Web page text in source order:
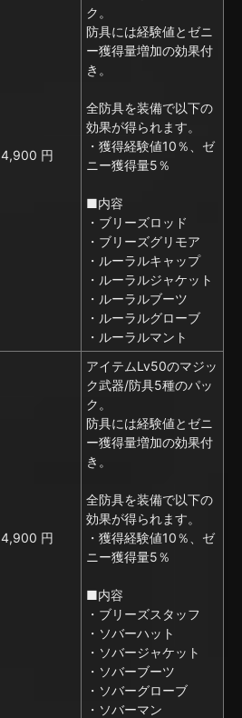
4,900 円
ク。
防具には経験値とゼニ
ー獲得量増加の効果付
き。
全防具を装備で以下の
効果が得られます。
・獲得経験値10％、ゼ
ニー獲得量5％
■内容
・ブリーズロッド
・ブリーズグリモア
・ルーラルキャップ
・ルーラルジャケット
・ルーラルブーツ
・ルーラルグローブ
・ルーラルマント
4,900 円
アイテムLv50のマジッ
ク武器/防具5種のパッ
ク。
防具には経験値とゼニ
ー獲得量増加の効果付
き。
全防具を装備で以下の
効果が得られます。
・獲得経験値10％、ゼ
ニー獲得量5％
■内容
・ブリーズスタッフ
・ソバーハット
・ソバージャケット
・ソバーブーツ
・ソバーグローブ
・ソバーマン